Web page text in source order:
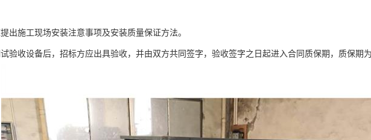
出施工现场安装注意事项及安装质量保证方法。
验收设备后，招标方应出具验收，并由双方共同签字，验收签字之日起进入合同质保期，质保期为